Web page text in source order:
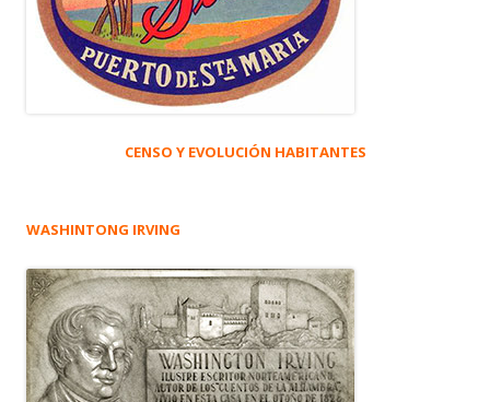
CENSO Y EVOLUCIÓN HABITANTES
WASHINTONG IRVING